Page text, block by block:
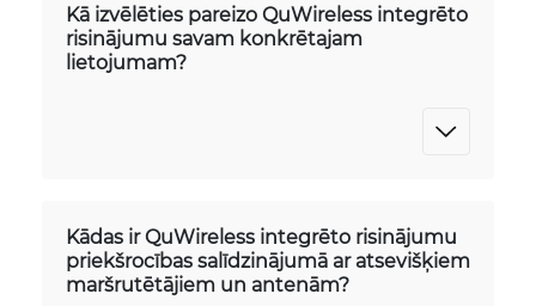
Kā izvēlēties pareizo QuWireless integrēto
risinājumu savam konkrētajam
lietojumam?
Kādas ir QuWireless integrēto risinājumu
priekšrocības salīdzinājumā ar atsevišķiem
maršrutētājiem un antenām?